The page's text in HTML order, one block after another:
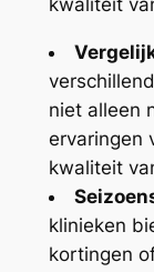
kwaliteit
niet alleen
ervaringen
kwaliteit
klinieken
kortingen